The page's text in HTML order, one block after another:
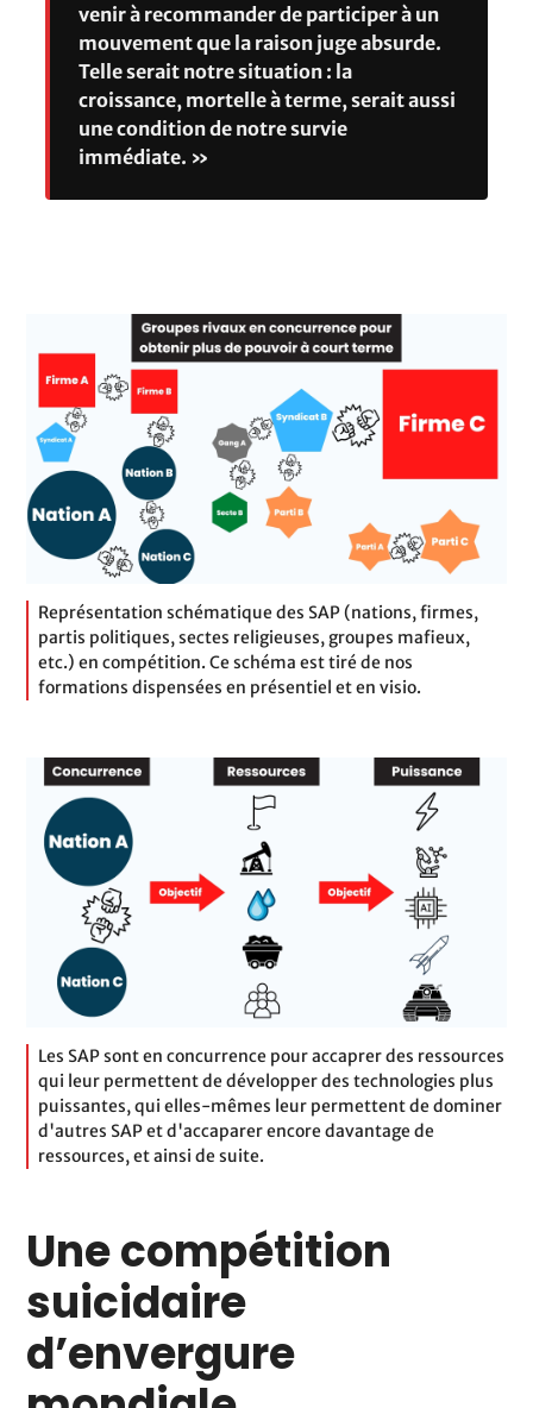
venir à recommander de participer à un
mouvement que la raison juge absurde.
Telle serait notre situation : la
croissance, mortelle à terme, serait aussi
une condition de notre survie
immédiate. »
Représentation schématique des SAP (nations, firmes,
partis politiques, sectes religieuses, groupes mafieux,
etc.) en compétition. Ce schéma est tiré de nos
formations dispensées en présentiel et en visio.
Les SAP sont en concurrence pour accaprer des ressources
qui leur permettent de développer des technologies plus
puissantes, qui elles-mêmes leur permettent de dominer
d'autres SAP et d'accaparer encore davantage de
ressources, et ainsi de suite.
Une compétition
suicidaire
d’envergure